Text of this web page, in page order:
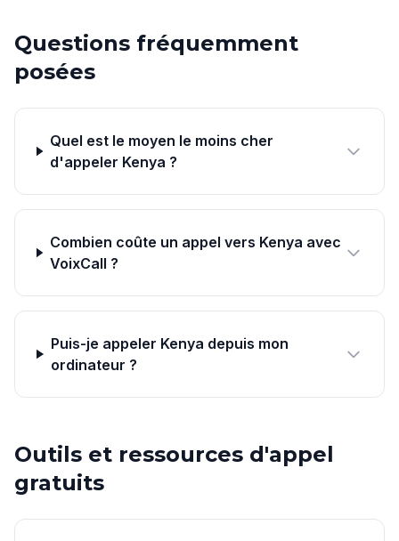
Questions fréquemment
posées
Quel est le moyen le moins cher
d'appeler Kenya ?
Combien coûte un appel vers Kenya avec
VoixCall ?
Puis-je appeler Kenya depuis mon
ordinateur ?
Outils et ressources d'appel
gratuits